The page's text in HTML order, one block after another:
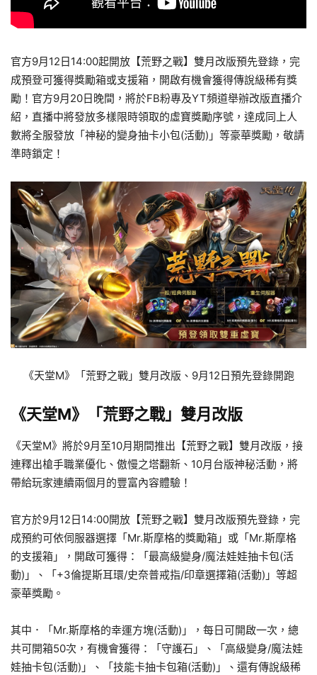
官方9月12日14:00起開放【荒野之戰】雙月改版預先登錄，完
成預登可獲得獎勵箱或支援箱，開啟有機會獲得傳說級稀有獎
勵！官方9月20日晚間，將於FB粉專及YT頻道舉辦改版直播介
紹，直播中將發放多樣限時領取的虛寶獎勵序號，達成同上人
數將全服發放「神秘的變身抽卡小包(活動)」等豪華獎勵，敬請
準時鎖定！
《天堂M》「荒野之戰」雙月改版、9月12日預先登錄開跑
《天堂M》「荒野之戰」雙月改版
《天堂M》將於9月至10月期間推出【荒野之戰】雙月改版，接
連釋出槍手職業優化、傲慢之塔翻新、10月台版神秘活動，將
帶給玩家連續兩個月的豐富內容體驗！
官方於9月12日14:00開放【荒野之戰】雙月改版預先登錄，完
成預約可依伺服器選擇「Mr.斯摩格的獎勵箱」或「Mr.斯摩格
的支援箱」，開啟可獲得：「最高級變身/魔法娃娃抽卡包(活
動)」、「+3倫提斯耳環/史奈普戒指/印章選擇箱(活動)」等超
豪華獎勵。
其中．「Mr.斯摩格的幸運方塊(活動)」，每日可開啟一次，總
共可開箱50次，有機會獲得：「守護石」、「高級變身/魔法娃
娃抽卡包(活動)」、「技能卡抽卡包箱(活動)」、還有傳說級稀